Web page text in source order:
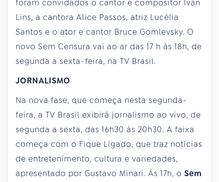
foram convidados o cantor e compositor Ivan
Lins, a cantora Alice Passos, atriz Lucélia
Santos e o ator e cantor Bruce Gomlevsky. O
novo Sem Censura vai ao ar das 17 h às 18h, de
segunda a sexta-feira, na TV Brasil.
JORNALISMO
Na nova fase, que começa nesta segunda-
feira, a TV Brasil exibirá jornalismo ao vivo, de
segunda a sexta, das 16h30 às 20h30. A faixa
começa com o Fique Ligado, que traz notícias
de entretenimento, cultura e variedades,
apresentado por Gustavo Minari. Às 17h, o Sem